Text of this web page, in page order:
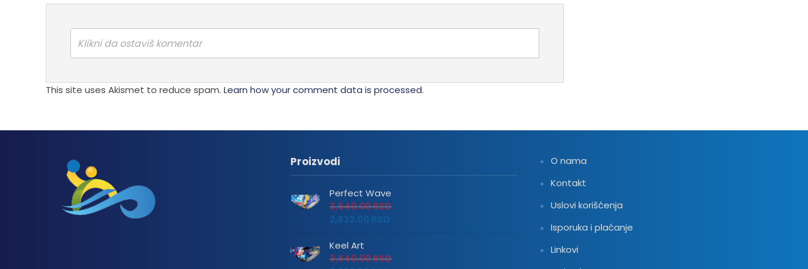
Klikni da ostaviš komentar
This site uses Akismet to reduce spam. Learn how your comment data is processed.
Proizvodi
Perfect Wave
3,540.00RSD
2,832.00
Keel Art
3,540.00RSD
O nama
Kontakt
Uslovi korišćenja
Isporuka i plaćanje
Linkovi